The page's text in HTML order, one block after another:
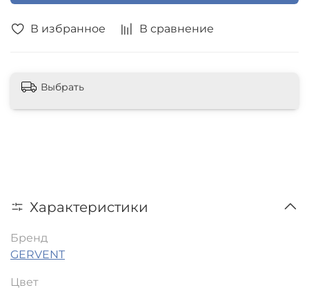
В избранное В сравнение
Выбрать
Характеристики
Бренд
GERVENT
Цвет